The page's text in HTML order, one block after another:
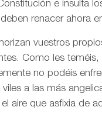
e insulta
renacer ahora
vuestros
Como les
no podéis
viles a las más
aire que asfixia de